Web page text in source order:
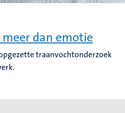
dan emotie
traanvochtonderzoek